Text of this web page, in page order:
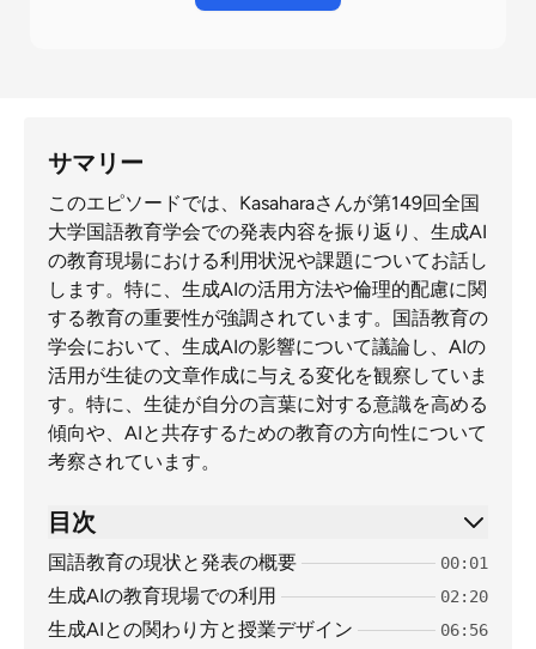
サマリー
このエピソードでは、Kasaharaさんが第149回全国
大学国語教育学会での発表内容を振り返り、生成AI
の教育現場における利用状況や課題についてお話し
します。特に、生成AIの活用方法や倫理的配慮に関
する教育の重要性が強調されています。国語教育の
学会において、生成AIの影響について議論し、AIの
活用が生徒の文章作成に与える変化を観察していま
す。特に、生徒が自分の言葉に対する意識を高める
傾向や、AIと共存するための教育の方向性について
考察されています。
目次
国語教育の現状と発表の概要 00:01
生成AIの教育現場での利用 02:20
生成AIとの関わり方と授業デザイン 06:56